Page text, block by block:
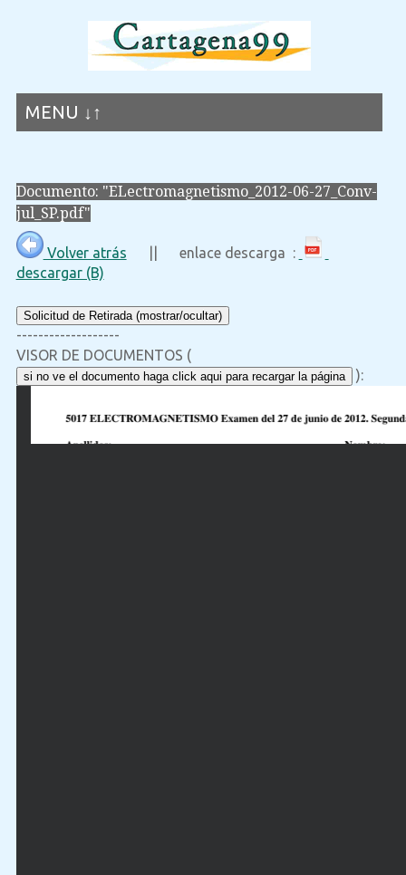
MENU ↓↑
Documento: "ELectromagnetismo_2012-06-27_Conv-
jul_SP.pdf"
Volver atrás || enlace descarga :
descargar (B)
Solicitud de Retirada (mostrar/ocultar)
-------------------
VISOR DE DOCUMENTOS (
si no ve el documento haga click aqui para recargar la página ):